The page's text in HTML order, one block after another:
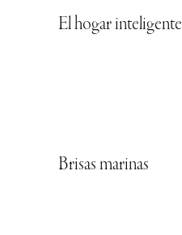
El hogar inteligente
Brisas marinas